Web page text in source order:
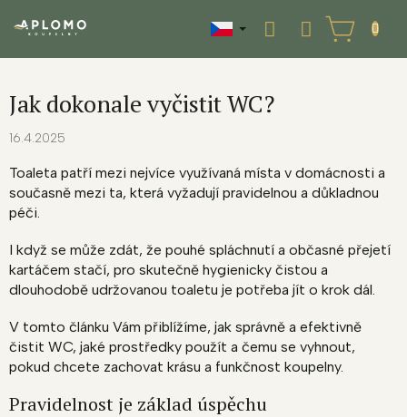
NÁKUPNÍ
KOŠÍK
Jak dokonale vyčistit WC?
16.4.2025
Toaleta patří mezi nejvíce využívaná místa v domácnosti a
současně mezi ta, která vyžadují pravidelnou a důkladnou
péči.
I když se může zdát, že pouhé spláchnutí a občasné přejetí
kartáčem stačí, pro skutečně hygienicky čistou a
dlouhodobě udržovanou toaletu je potřeba jít o krok dál.
V tomto článku Vám přiblížíme, jak správně a efektivně
čistit WC, jaké prostředky použít a čemu se vyhnout,
pokud chcete zachovat krásu a funkčnost koupelny.
Pravidelnost je základ úspěchu